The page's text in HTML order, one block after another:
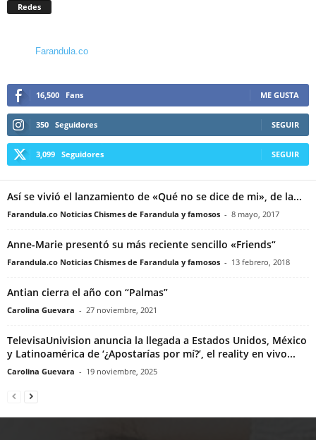
Redes
Farandula.co
16,500 Fans ME GUSTA
350 Seguidores SEGUIR
3,099 Seguidores SEGUIR
Así se vivió el lanzamiento de «Qué no se dice de mi», de la...
Farandula.co Noticias Chismes de Farandula y famosos - 8 mayo, 2017
Anne-Marie presentó su más reciente sencillo «Friends“
Farandula.co Noticias Chismes de Farandula y famosos - 13 febrero, 2018
Antian cierra el año con “Palmas”
Carolina Guevara - 27 noviembre, 2021
TelevisaUnivision anuncia la llegada a Estados Unidos, México
y Latinoamérica de ‘¿Apostarías por mí?’, el reality en vivo...
Carolina Guevara - 19 noviembre, 2025